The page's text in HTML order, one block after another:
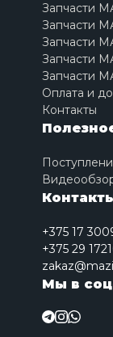
Запчасти
Запчасти
Запчасти
Запчасти
Запчасти
Оплата и
Контакты
+375 17
+375 29
Мы в